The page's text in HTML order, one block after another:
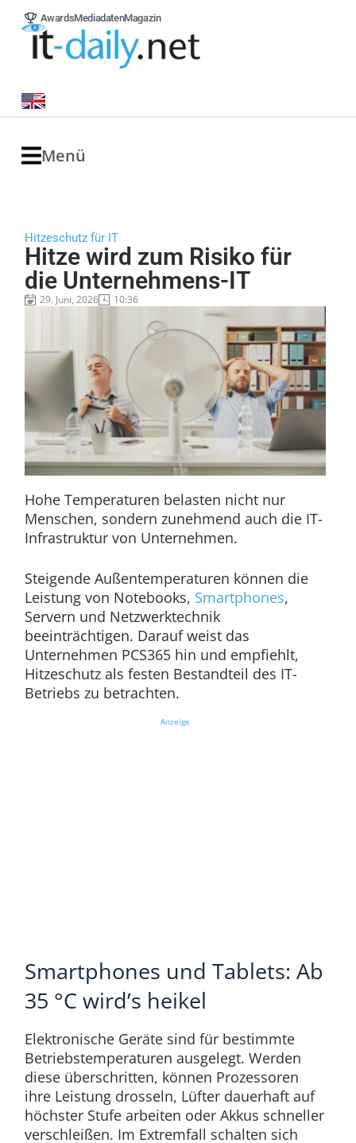
AwardsMediadatenMagazin
Menü
Hitzeschutz für IT
Hitze wird zum Risiko für
die Unternehmens-IT
29. Juni, 2026 10:36
Hohe Temperaturen belasten nicht nur
Menschen, sondern zunehmend auch die IT-
Infrastruktur von Unternehmen.
Steigende Außentemperaturen können die
Leistung von Notebooks, Smartphones,
Servern und Netzwerktechnik
beeinträchtigen. Darauf weist das
Unternehmen PCS365 hin und empfiehlt,
Hitzeschutz als festen Bestandteil des IT-
Betriebs zu betrachten.
Anzeige
Smartphones und Tablets: Ab
35 °C wird’s heikel
Elektronische Geräte sind für bestimmte
Betriebstemperaturen ausgelegt. Werden
diese überschritten, können Prozessoren
ihre Leistung drosseln, Lüfter dauerhaft auf
höchster Stufe arbeiten oder Akkus schneller
verschleißen. Im Extremfall schalten sich